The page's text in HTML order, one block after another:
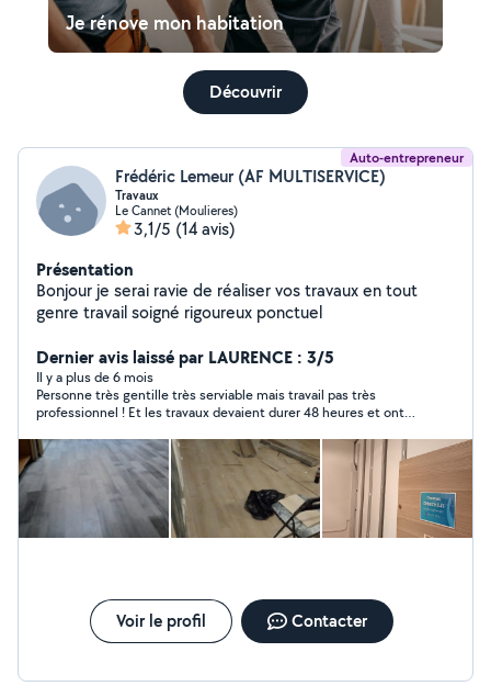
Je rénove mon habitation
Découvrir
Auto-entrepreneur
Frédéric Lemeur (AF MULTISERVICE)
Travaux
Le Cannet (Moulieres)
3,1/5 (14 avis)
Présentation
Bonjour je serai ravie de réaliser vos travaux en tout
genre travail soigné rigoureux ponctuel
Dernier avis laissé par LAURENCE : 3/5
Il y a plus de 6 mois
Personne très gentille très serviable mais travail pas très
professionnel ! Et les travaux devaient durer 48 heures et ont
dommage !!
Voir le profil Contacter